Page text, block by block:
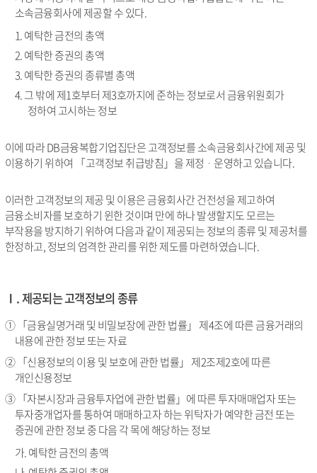
소속금융회사에 제공할 수 있다.
1. 예탁한 금전의 총액
2. 예탁한 증권의 총액
3. 예탁한 증권의 종류별 총액
4. 그 밖에 제1호부터 제3호까지에 준하는 정보로서 금융위원회가
정하여 고시하는 정보
이에 따라 DB금융복합기업집단은 고객정보를 소속금융회사간에 제공 및
이용하기 위하여 「고객정보 취급방침」을 제정ᆞ운영하고 있습니다.
이러한 고객정보의 제공 및 이용은 금융회사간 건전성을 제고하여
금융소비자를 보호하기 윈한 것이며 만에 하나 발생할지도 모르는
부작용을 방지하기 위하여 다음과 같이 제공되는 정보의 종류 및 제공처를
한정하고, 정보의 엄격한 관리를 위한 제도를 마련하였습니다.
Ⅰ. 제공되는 고객정보의 종류
① 「금융실명거래 및 비밀보장에 관한 법률」 제4조에 따른 금융거래의
내용에 관한 정보 또는 자료
② 「신용정보의 이용 및 보호에 관한 법률」 제2조제2호에 따른
개인신용정보
③ 「자본시장과 금융투자업에 관한 법률」에 따른 투자매매업자 또는
투자중개업자를 통하여 매매하고자 하는 위탁자가 예약한 금전 또는
증권에 관한 정보 중 다음 각 목에 해당하는 정보
가. 예탁한 금전의 총액